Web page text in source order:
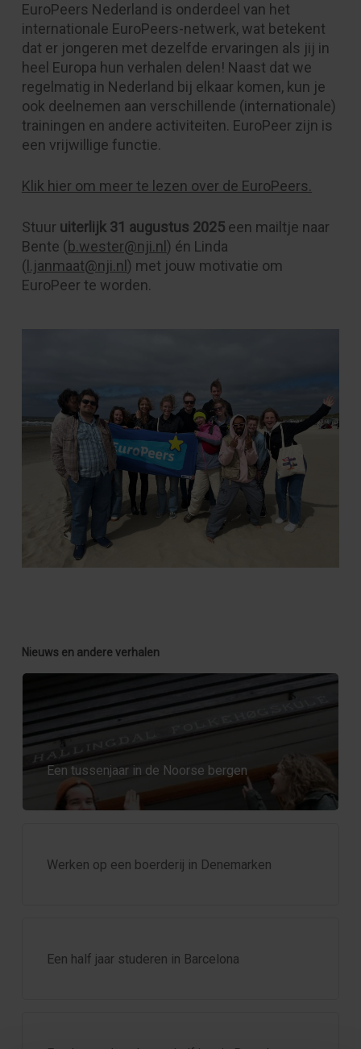
EuroPeers Nederland is onderdeel van het
internationale EuroPeers-netwerk, wat betekent
dat er jongeren met dezelfde ervaringen als jij in
heel Europa hun verhalen delen! Naast dat we
regelmatig in Nederland bij elkaar komen, kun je
ook deelnemen aan verschillende (internationale)
trainingen en andere activiteiten. EuroPeer zijn is
een vrijwillige functie.
Klik hier om meer te lezen over de EuroPeers.
Stuur uiterlijk 31 augustus 2025een mailtje naar
Bente (b.wester@nji.nl ) én Linda
( l.janmaat@nji.nl ) met jouw motivatie om
EuroPeer te worden.
Nieuws en andere verhalen
Een tussenjaar in de Noorse bergen
Werken op een boerderij in Denemarken
Een half jaar studeren in Barcelona